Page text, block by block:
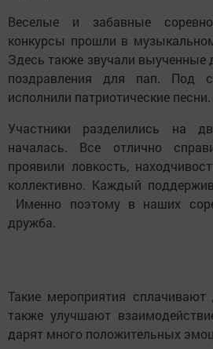
Веселые и забавные
конкурсы прошли в
Здесь также звучали выученные
поздравления для пап. Под
исполнили патриотические песни.
Участники разделились на
началась. Все отлично
проявили ловкость,
коллективно. Каждый
Именно поэтому в наших
дружба.
Такие мероприятия сплачивают
также улучшают
дарят много положительных